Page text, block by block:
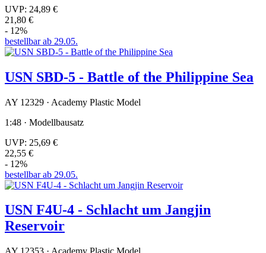
UVP: 24,89 €
21,80 €
- 12%
bestellbar ab 29.05.
USN SBD-5 - Battle of the Philippine Sea
AY 12329 · Academy Plastic Model
1:48 · Modellbausatz
UVP: 25,69 €
22,55 €
- 12%
bestellbar ab 29.05.
USN F4U-4 - Schlacht um Jangjin
Reservoir